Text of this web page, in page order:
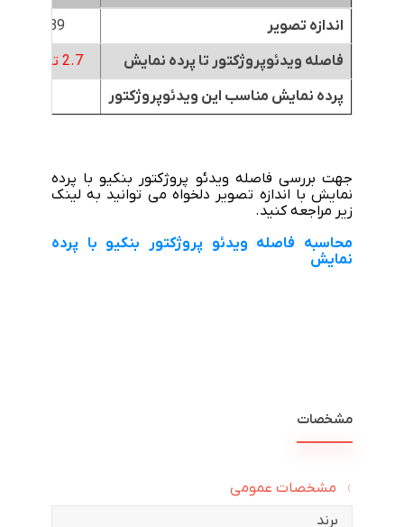
اندازه تصویر
89 اینچ
فاصله ویدئوپروژکتور تا پرده نمایش
2.7 تا 4.3 متر
پرده نمایش مناسب این ویدئوپروژکتور
جهت بررسی فاصله ویدئو پروژکتور بنکیو با پرده
نمایش با اندازه تصویر دلخواه می توانید به لینک
زیر مراجعه کنید.
محاسبه فاصله ویدئو پروژکتور بنکیو با پرده
نمایش
مشخصات
مشخصات عمومی
برند